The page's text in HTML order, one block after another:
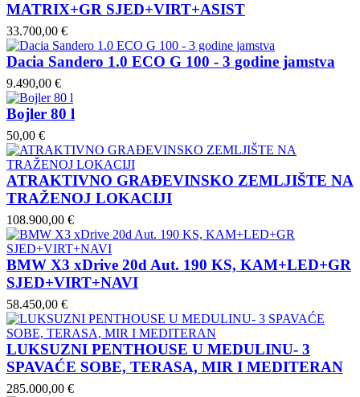
MATRIX+GR SJED+VIRT+ASIST
33.700,00 €
Dacia Sandero 1.0 ECO G 100 - 3 godine jamstva
9.490,00 €
Bojler 80 l
50,00 €
ATRAKTIVNO GRAĐEVINSKO ZEMLJIŠTE NA
TRAŽENOJ LOKACIJI
108.900,00 €
BMW X3 xDrive 20d Aut. 190 KS, KAM+LED+GR
SJED+VIRT+NAVI
58.450,00 €
LUKSUZNI PENTHOUSE U MEDULINU- 3
SPAVAĆE SOBE, TERASA, MIR I MEDITERAN
285.000,00 €